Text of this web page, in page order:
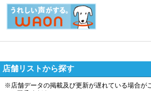
店舗リストから探す
※店舗データの掲載及び更新が遅れている場合が